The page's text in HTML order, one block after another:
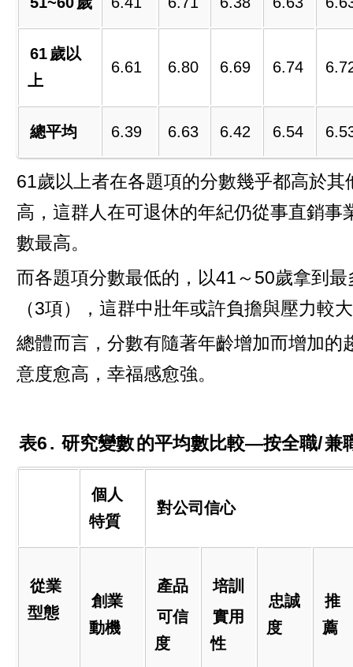
61 歲以
上
6.61 6.80 6.69 6.74
總平均 6.39 6.63 6.42 6.54
61歲以上者在各題項的分數幾乎都高於
高，這群人在可退休的年紀仍從事直銷
數最高。
而各題項分數最低的，以41～50歲拿到
（3項），這群中壯年或許負擔與壓力較
總體而言，分數有隨著年齡增加而增加的
意度愈高，幸福感愈強。
表6. 研究變數的平均數比較—按全職/兼
個人
特質
對公司信心
從業
型態
創業
動機
產品
可信
度
培訓
實用
性
忠誠
度
推
薦